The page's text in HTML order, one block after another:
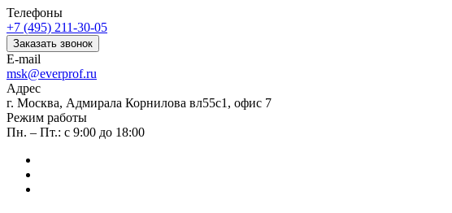
Телефоны
+7 (495) 211-30-05
Заказать звонок
E-mail
msk@everprof.ru
Адрес
г. Москва, Адмирала Корнилова вл55с1, офис 7
Режим работы
Пн. – Пт.: с 9:00 до 18:00